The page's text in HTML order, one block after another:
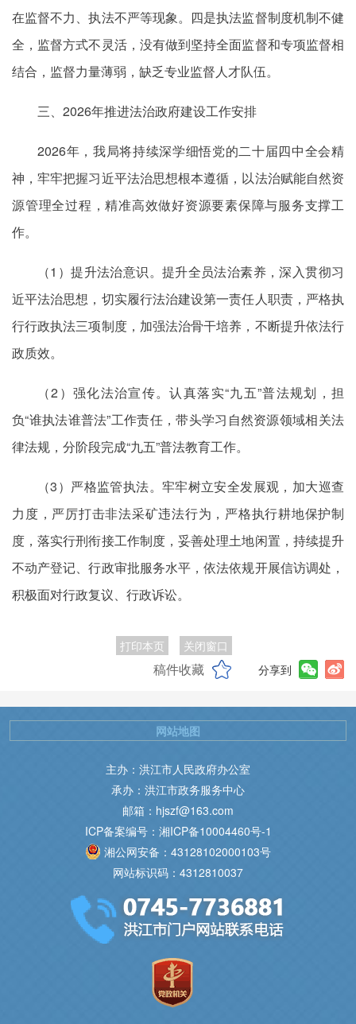
在监督不力、执法不严等现象。四是执法监督制度机制不健
全，监督方式不灵活，没有做到坚持全面监督和专项监督相
结合，监督力量薄弱，缺乏专业监督人才队伍。
三、2026年推进法治政府建设工作安排
2026年，我局将持续深学细悟党的二十届四中全会精
神，牢牢把握习近平法治思想根本遵循，以法治赋能自然资
源管理全过程，精准高效做好资源要素保障与服务支撑工
作。
（1）提升法治意识。提升全员法治素养，深入贯彻习
近平法治思想，切实履行法治建设第一责任人职责，严格执
行行政执法三项制度，加强法治骨干培养，不断提升依法行
政质效。
（2）强化法治宣传。认真落实“九五”普法规划，担
负“谁执法谁普法”工作责任，带头学习自然资源领域相关法
律法规，分阶段完成“九五”普法教育工作。
（3）严格监管执法。牢牢树立安全发展观，加大巡查
力度，严厉打击非法采矿违法行为，严格执行耕地保护制
度，落实行刑衔接工作制度，妥善处理土地闲置，持续提升
不动产登记、行政审批服务水平，依法依规开展信访调处，
积极面对行政复议、行政诉讼。
打印本页 关闭窗口
稿件收藏 分享到
主办：洪江市人民政府办公室
承办：洪江市政务服务中心
邮箱：hjszf@163.com
ICP备案编号：湘ICP备10004460号-1
湘公网安备：43128102000103号
网站标识码：4312810037
网站地图